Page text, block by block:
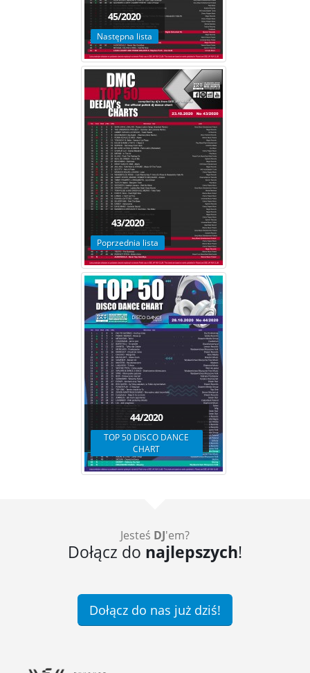
45/2020
Następna lista
43/2020
Poprzednia lista
44/2020
TOP 50 DISCO DANCE
CHART
Jesteś DJ'em?
Dołącz do najlepszych!
Dołącz do nas już dziś!